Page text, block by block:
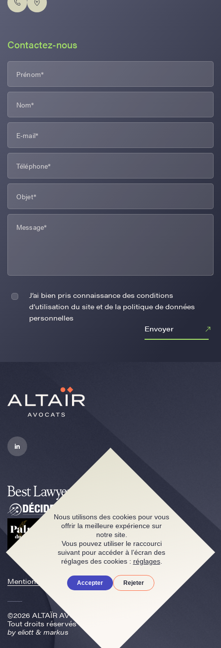
Mentions légales
©2026 ALTAÏR AVOCATS
Tout droits réservés
by eliott & markus
Contactez-nous
J’ai bien pris connaissance des conditions
d’utilisation du site et de la politique de données
personnelles
Envoyer
Nous utilisons des cookies pour vous
offrir la meilleure expérience sur
notre site.
Vous pouvez utiliser le raccourci
suivant pour accéder à l’écran des
réglages des cookies : réglages.
Accepter Rejeter